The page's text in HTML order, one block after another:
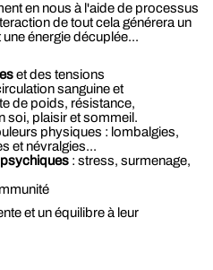
en nous à l'aide de processus
de tout cela générera un
énergie décuplée...
et des tensions
de poids, résistance,
soi, plaisir et sommeil.
et névralgies...
: stress, surmenage,
et un équilibre à leur